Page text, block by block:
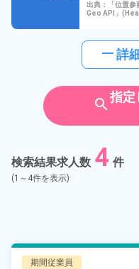
出典：「位置
Geo API」
horizontal_rule詳
search指定
検索結果求人数 4 件
(1～4件を表示)
期間従業員